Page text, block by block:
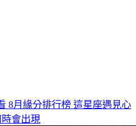
8月緣分排行榜 這星座遇見心
會出現